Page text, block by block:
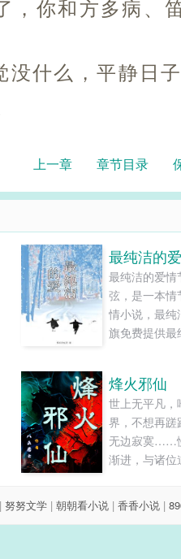
你和方多病、
没什么，平静日
上一章 章节目录
最纯洁的爱
最纯洁的爱
弦，是一本
情小说，最
旗免费提供最
烽火邪仙
世上无平凡，
界，不想再蹉
无边寂寞……
渐进，与诸
| 努努文学 | 朝朝看小说 | 香香小说 |